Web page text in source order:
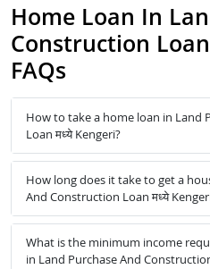
Home Loan In
Construction
FAQs
How to take a home loan in Land
Loan मध्ये Kengeri?
How long does it take to get a
And Construction Loan मध्ये
What is the minimum income
in Land Purchase And